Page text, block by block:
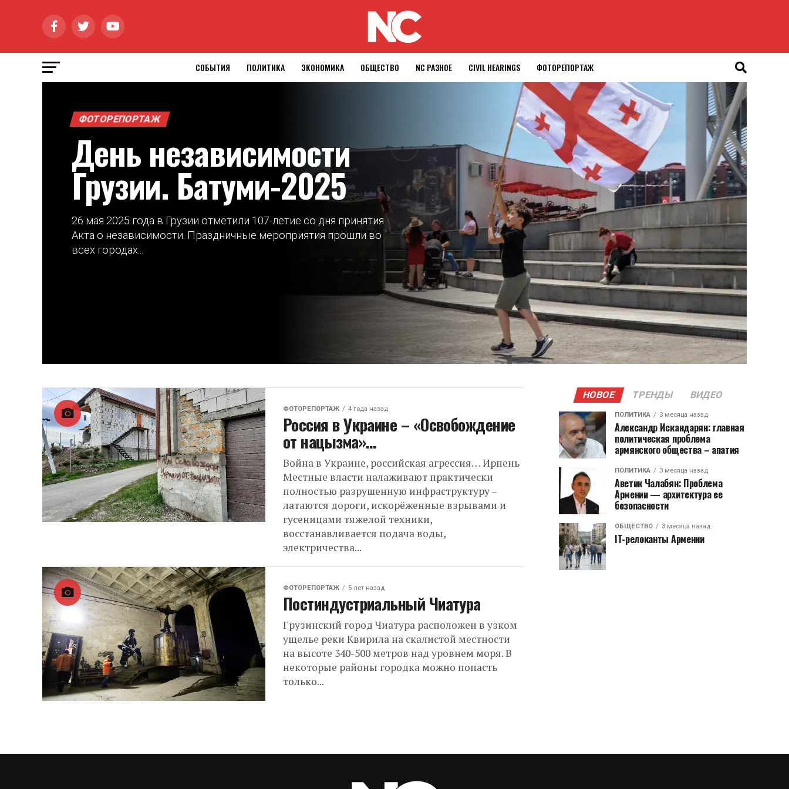
СОБЫТИЯ ПОЛИТИКА ЭКОНОМИКА ОБЩЕСТВО NC РАЗНОЕ CIVIL HEARINGS ФОТОРЕПОРТАЖ
ФОТОРЕПОРТАЖ
День независимости
Грузии. Батуми-2025
26 мая 2025 года в Грузии отметили 107-летие со дня принятия
Акта о независимости. Праздничные мероприятия прошли во
всех городах...
ФОТОРЕПОРТАЖ 4 года назад
Россия в Украине – «Освобождение
от нацызма»…
Война в Украине, российская агрессия… Ирпень
Местные власти налаживают практически
полностью разрушенную инфраструктуру –
латаются дороги, искорёженные взрывами и
гусеницами тяжелой техники,
восстанавливается подача воды,
электричества...
ФОТОРЕПОРТАЖ 5 лет назад
Постиндустриальный Чиатура
Грузинский город Чиатура расположен в узком
ущелье реки Квирила на скалистой местности
на высоте 340-500 метров над уровнем моря. В
некоторые районы городка можно попасть
только...
НОВОЕ ТРЕНДЫ ВИДЕО
ПОЛИТИКА 3 месяца назад
Александр Искандарян: главная
политическая проблема
армянского общества – апатия
ПОЛИТИКА 3 месяца назад
Аветик Чалабян: Проблема
Армении — архитектура ее
безопасности
ОБЩЕСТВО 3 месяца назад
IT-релоканты Армении